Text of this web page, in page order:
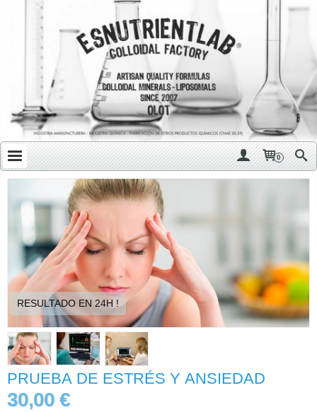
0
RESULTADO EN 24H !
PRUEBA DE ESTRÉS Y ANSIEDAD
30,00 €